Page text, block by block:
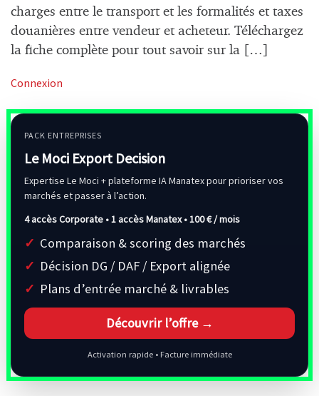
charges entre le transport et les formalités et taxes
douanières entre vendeur et acheteur. Téléchargez
la fiche complète pour tout savoir sur la […]
Connexion
PACK ENTREPRISES
Le Moci Export Decision
Expertise Le Moci + plateforme IA Manatex pour prioriser vos
marchés et passer à l’action.
4 accès Corporate • 1 accès Manatex •100 € / mois
Comparaison & scoring des marchés
Décision DG / DAF / Export alignée
Plans d’entrée marché & livrables
Découvrir l’offre →
Activation rapide • Facture immédiate